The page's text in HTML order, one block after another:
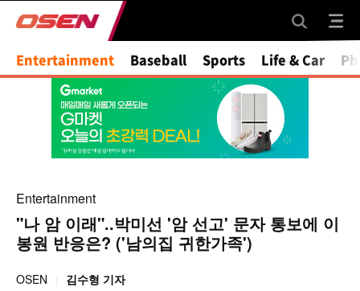
Entertainment Baseball Sports Life & Car
Entertainment
"나 암 이래"..박미선 '암 선고' 문자 통보에 이
봉원 반응은? ('남의집 귀한가족')
OSEN 김수형 기자